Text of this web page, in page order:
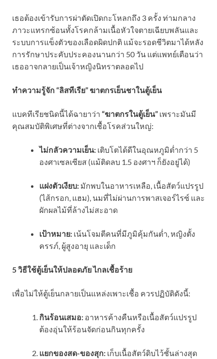
เธอต้องเข้ารับการผ่าตัดเปิดกะโหลกถึง 3 ครั้ง ท่ามกลาง
ภาวะแทรกซ้อนทั้งโรคกล้ามเนื้อหัวใจตายเฉียบพลันและ
ระบบการแข็งตัวของเลือดผิดปกติ แม้จะรอดชีวิตมาได้หลัง
การรักษาประคับประคองนานกว่า 50 วัน แต่แพทย์เตือนว่า
เธออาจกลายเป็นเจ้าหญิงนิทราตลอดไป
ทำความรู้จัก “ลิสทีเรีย” ฆาตกรเย็นชาในตู้เย็น
แบคทีเรียชนิดนี้ได้ฉายาว่า “ฆาตกรในตู้เย็น” เพราะมันมี
คุณสมบัติพิเศษที่ต่างจากเชื้อโรคส่วนใหญ่:
ไม่กลัวความเย็น: เติบโตได้ดีในอุณหภูมิต่ำกว่า 5
องศาเซลเซียส (แม้ติดลบ 1.5 องศาฯ ก็ยังอยู่ได้)
แฝงตัวเงียบ: มักพบในอาหารเหลือ, เนื้อสัตว์แปรรูป
(ไส้กรอก, แฮม), นมที่ไม่ผ่านการพาสเจอร์ไรซ์ และ
ผักผลไม้ที่ล้างไม่สะอาด
เป้าหมาย: เน้นโจมตีคนที่มีภูมิคุ้มกันต่ำ, หญิงตั้ง
ครรภ์, ผู้สูงอายุ และเด็ก
5 วิธีใช้ตู้เย็นให้ปลอดภัย ไกลเชื้อร้าย
เพื่อไม่ให้ตู้เย็นกลายเป็นแหล่งเพาะเชื้อ ควรปฏิบัติดังนี้:
กินร้อนเสมอ: อาหารค้างคืนหรือเนื้อสัตว์แปรรูป
ต้องอุ่นให้ร้อนจัดก่อนกินทุกครั้ง
แยกของสด-ของสุก: เก็บเนื้อสัตว์ดิบไว้ชั้นล่างสุด